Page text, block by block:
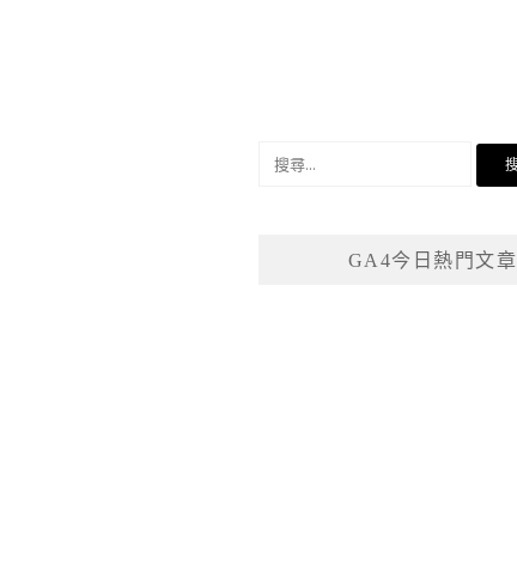
GA4今日熱門文章